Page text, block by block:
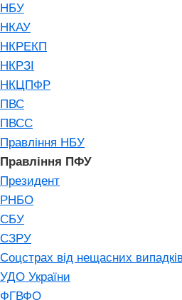
НБУ
НКАУ
НКРЕКП
НКРЗІ
НКЦПФР
ПВС
ПВСС
Правління НБУ
Правління ПФУ
Президент
РНБО
СБУ
СЗРУ
Соцстрах від нещасних
УДО України
ФГВФО